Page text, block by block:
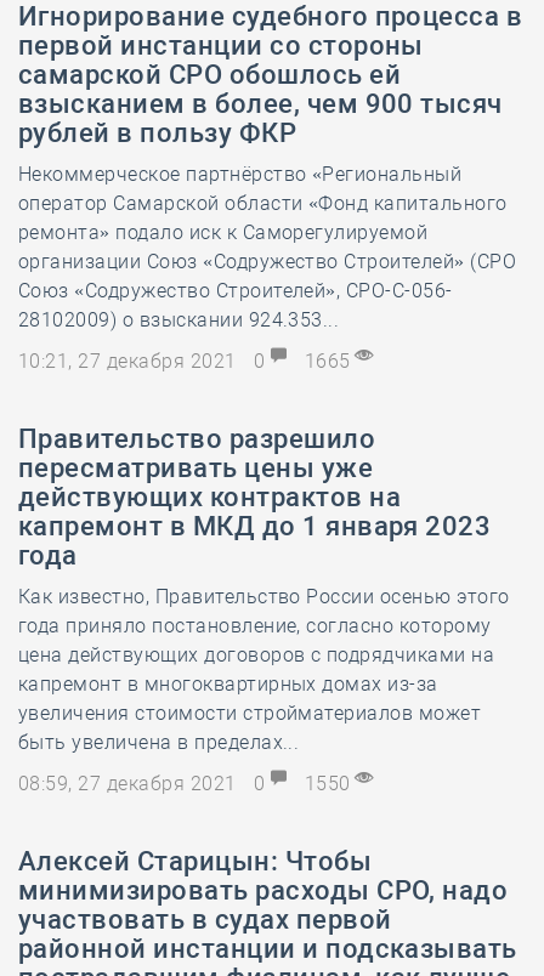
Игнорирование судебного процесса в
первой инстанции со стороны
самарской СРО обошлось ей
взысканием в более, чем 900 тысяч
рублей в пользу ФКР
Некоммерческое партнёрство «Региональный
оператор Самарской области «Фонд капитального
ремонта» подало иск к Саморегулируемой
организации Союз «Содружество Строителей» (СРО
Союз «Содружество Строителей», СРО-С-056-
28102009) о взыскании 924.353...
10:21, 27 декабря 2021
0 1665
Правительство разрешило
пересматривать цены уже
действующих контрактов на
капремонт в МКД до 1 января 2023
года
Как известно, Правительство России осенью этого
года приняло постановление, согласно которому
цена действующих договоров с подрядчиками на
капремонт в многоквартирных домах из-за
увеличения стоимости стройматериалов может
быть увеличена в пределах...
08:59, 27 декабря 2021
0 1550
Алексей Старицын: Чтобы
минимизировать расходы СРО, надо
участвовать в судах первой
районной инстанции и подсказывать